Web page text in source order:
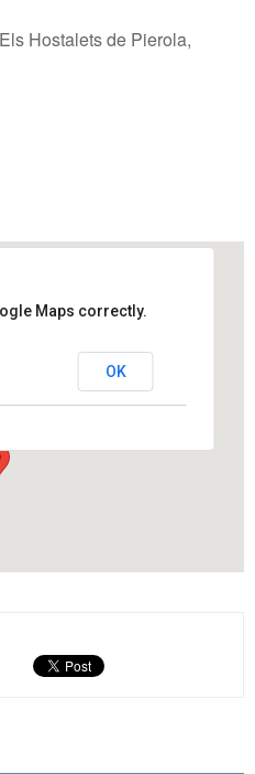
Hostalets de Pierola,
Els Hostalets de Pierola
Maps correctly.
OK